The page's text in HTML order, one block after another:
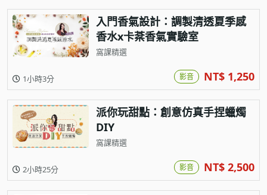
入門香氣設計：調製清透夏季感
香水x卡棻香氣實驗室
窩課精選
1小時3分 影音 NT$ 1,250
派你玩甜點：創意仿真手捏蠟燭
DIY
窩課精選
2小時25分 影音 NT$ 2,500